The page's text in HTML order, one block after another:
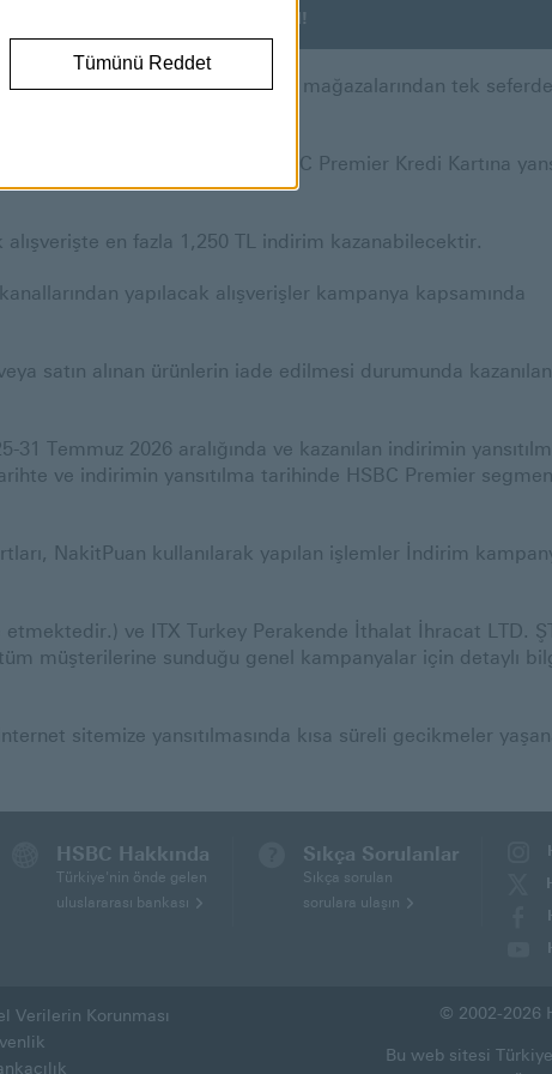
MAĞAZALARINDA %10 İNDİRİM!
Premier kredi kartları ile Zara mağazalarından tek seferde
indirim ertesi gün HSBC Premier Kredi Kartına
en fazla 1,250 TL indirim kazanabilecektir.
yapılacak alışverişler kampanya kapsamında
satın alınan ürünlerin iade edilmesi durumunda
Temmuz 2026 aralığında ve kazanılan indirimin
ve indirimin yansıtılma tarihinde HSBC Premier
NakitPuan kullanılarak yapılan işlemler İndirim
ve ITX Turkey Perakende İthalat İhracat LTD.
müşterilerine sunduğu genel kampanyalar için detaylı
sitemize yansıtılmasında kısa süreli gecikmeler
HSBC Hakkında
Türkiye'nin önde gelen
uluslararası bankası
Sıkça Sorulanlar
Sıkça sorulan
sorulara ulaşın
Verilerin Korunması
© 2002-2026
Bu web sitesi
Tümünü Reddet